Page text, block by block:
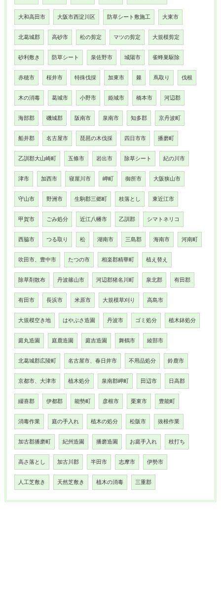
大和高田市 大阪市西淀川区 防草シート敷施工 大東市
北葛城郡 高砂市 松の剪定 マツの剪定 大規模剪定
砂利敷き 防草シート 泉佐野市 城陽市 雀蜂巣駆除
赤穂市 桜井市 特殊伐採 加東市 棘 蔦取り 伐根
木の消毒 葛城市 小野市 姫城市 橋本市 河辺郡
海部郡 磯城郡 阪南市 泉南市 知多郡 京丹波町
船井郡 名古屋市 琵琶の木伐採 四日市市 播磨町
乙訓郡大山崎町 五條市 岩出市 除草シート 紀の川市
津市 加西市 寝屋川市 岬町 御所市 大阪狭山市
守山市 野洲市 生駒郡三郷町 枝落とし 東近江市
甲賀市 ごみ処分 近江八幡市 乙訓郡 シマトネリコ
西脇市 つる取り 松 湖南市 三島郡 海南市 河南町
吹田市、豊中市 たつの市 相楽郡精華町 植え替え
除草剤散布 丹波篠山市 河辺郡猪名川町 泉北郡 有田郡
有田市 長浜市 米原市 大規模草刈り 高島市
大規模空き地 はやぶさ造園 丹波市 ゴミ処分 植木鉢処分
庭丸造園 庭鹿造園 庭吉造園 舞鶴市 綾部市
北葛城郡広陵町 名古屋市、春日井市 不用品処分 鈴鹿市
京都市、大津市 植木処分 泉南郡岬町 田辺市 日高郡
綴喜郡 伊都郡 能勢町 彦根市 栗東市 豊能町
消毒作業 庭の手入れ 植木の処分 松阪市 抜根作業
加古郡播磨町 紀州造園 播磨造園 お庭手入れ 枝打ち
高さ落とし 加古川郡 半田市 志摩市 伊勢市
人工芝敷き 天然芝敷き 植木の消毒 三重郡